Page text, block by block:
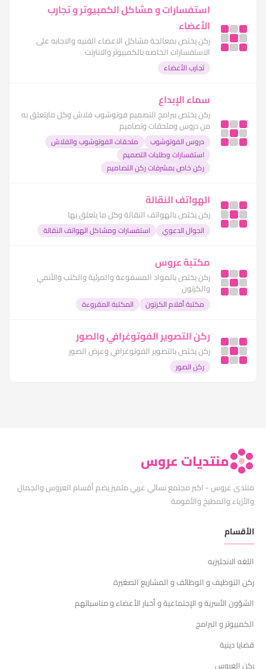
استفسارات و مشاكل الكمبيوتر و تجارب
الأعضاء
ركن يختص بمعالجة مشاكل الاعضاء الفنيه والاجابه على
الاستفسارات الخاصه بالكمبيوتر والانترنت
تجارب الأعضاء
سماء الإبداع
ركن يختص ببرامج التصميم فوتوشوب فلاش وكل مايتعلق به
من دروس وملحقات وتصاميم
دروس الفوتوشوب
ملحقات الفوتوشوب والفلاش
استفسارات وطلبات التصميم
ركن خاص بمشرفات ركن التصاميم
الهواتف النقالة
ركن يختص بالهواتف النقالة وكل ما يتعلق بها
الجوال الدعوي استفسارات ومشاكل الهواتف النقالة
مكتبة عروس
ركن يختص بالمواد المسموعة والمرئية والكتب والأنمي
والكرتون
مكتبة أفلام الكرتون المكتبة المقروءة
ركن التصوير الفوتوغرافي والصور
ركن يختص بالتصوير الفوتوغرافي وعرض الصور
ركن الصور
منتديات عروس
منتدى عروس - اكبر مجتمع نسائي عربي متميز يضم أقسام العروس والجمال
والأزياء والمطبخ والأمومة
الأقسام
اللغه الانجليزيه
ركن التوظيف و الوظائف و المشاريع الصغيرة
الشؤون الأسرية و الإجتماعية و أخبار الأعضاء و مناسباتهم
الكمبيوتر و البرامج
قضايا دينية
ركن العروس